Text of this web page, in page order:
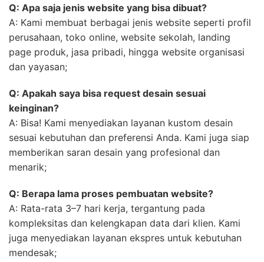
Q: Apa saja jenis website yang bisa dibuat?
A: Kami membuat berbagai jenis website seperti profil
perusahaan, toko online, website sekolah, landing
page produk, jasa pribadi, hingga website organisasi
dan yayasan;
Q: Apakah saya bisa request desain sesuai
keinginan?
A: Bisa! Kami menyediakan layanan kustom desain
sesuai kebutuhan dan preferensi Anda. Kami juga siap
memberikan saran desain yang profesional dan
menarik;
Q: Berapa lama proses pembuatan website?
A: Rata-rata 3–7 hari kerja, tergantung pada
kompleksitas dan kelengkapan data dari klien. Kami
juga menyediakan layanan ekspres untuk kebutuhan
mendesak;